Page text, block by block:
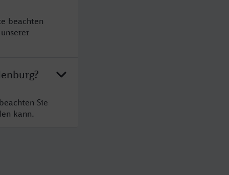
beachten
Sie
kann.